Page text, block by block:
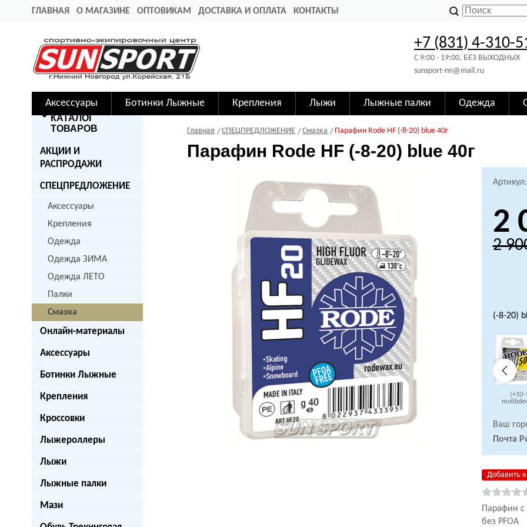
ГЛАВНАЯ О МАГАЗИНЕ ОПТОВИКАМ ДОСТАВКА И ОПЛАТА КОНТАКТЫ
+7 (831) 4-310-
C 9:00 - 19:00, БЕЗ ВЫХОДНЫХ
sunsport-nn@mail.ru
Аксессуары Ботинки Лыжные Крепления Лыжи Лыжные палки Одежда
КАТАЛОГ
ТОВАРОВ
АКЦИИ И
РАСПРОДАЖИ
СПЕЦПРЕДЛОЖЕНИЕ
Аксессуары
Крепления
Одежда
Одежда ЗИМА
Одежда ЛЕТО
Палки
Смазка
Онлайн-материалы
Аксессуары
Ботинки Лыжные
Крепления
Кроссовки
Лыжероллеры
Лыжи
Лыжные палки
Мази
Главная СПЕЦПРЕДЛОЖЕНИЕ Смазка Парафин Rode HF (-8-20) blue 40г
Парафин Rode HF (-8-20) blue 40г
2
2
(-8-20)
(+10-
next
Ваш
Почта
Добавить
Парафин
без PFOA